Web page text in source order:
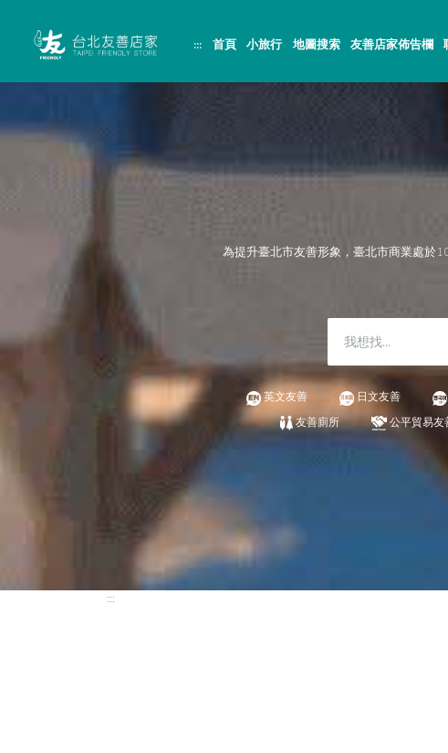
容
::: 首頁 小旅行 地圖搜索 友善店家佈告欄
為提升臺北市友善形象，臺北市商業處於
英文友善 日文友善
友善廁所
公平貿易友
:::